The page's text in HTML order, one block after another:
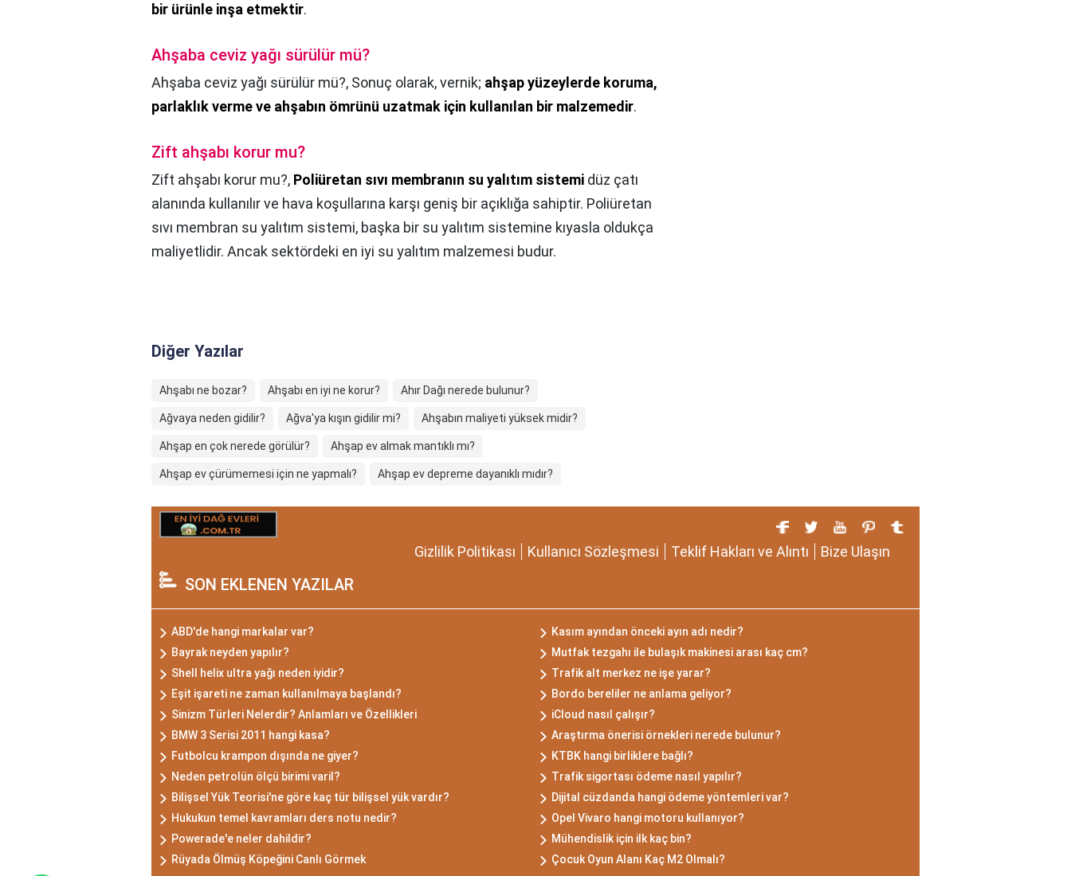
bir ürünle inşa etmektir.
Ahşaba ceviz yağı sürülür mü?
Ahşaba ceviz yağı sürülür mü?, Sonuç olarak, vernik; ahşap yüzeylerde koruma,
parlaklık verme ve ahşabın ömrünü uzatmak için kullanılan bir malzemedir.
Zift ahşabı korur mu?
Zift ahşabı korur mu?, Poliüretan sıvı membranın su yalıtım sistemi düz çatı
alanında kullanılır ve hava koşullarına karşı geniş bir açıklığa sahiptir. Poliüretan
sıvı membran su yalıtım sistemi, başka bir su yalıtım sistemine kıyasla oldukça
maliyetlidir. Ancak sektördeki en iyi su yalıtım malzemesi budur.
Diğer Yazılar
Ahşabı ne bozar? Ahşabı en iyi ne korur? Ahır Dağı nerede bulunur?
Ağvaya neden gidilir? Ağva'ya kışın gidilir mi? Ahşabın maliyeti yüksek midir?
Ahşap en çok nerede görülür? Ahşap ev almak mantıklı mı?
Ahşap ev çürümemesi için ne yapmalı? Ahşap ev depreme dayanıklı mıdır?
Gizlilik Politikası Kullanıcı Sözleşmesi Teklif Hakları ve Alıntı Bize Ulaşın
SON EKLENEN YAZILAR
ABD'de hangi markalar var?
Kasım ayından önceki ayın adı nedir?
Bayrak neyden yapılır?
Mutfak tezgahı ile bulaşık makinesi arası kaç cm?
Shell helix ultra yağı neden iyidir?
Trafik alt merkez ne işe yarar?
Eşit işareti ne zaman kullanılmaya başlandı?
Bordo bereliler ne anlama geliyor?
Sinizm Türleri Nelerdir? Anlamları ve Özellikleri
iCloud nasıl çalışır?
BMW 3 Serisi 2011 hangi kasa?
Araştırma önerisi örnekleri nerede bulunur?
Futbolcu krampon dışında ne giyer?
KTBK hangi birliklere bağlı?
Neden petrolün ölçü birimi varil?
Trafik sigortası ödeme nasıl yapılır?
Bilişsel Yük Teorisi'ne göre kaç tür bilişsel yük vardır?
Dijital cüzdanda hangi ödeme yöntemleri var?
Hukukun temel kavramları ders notu nedir?
Opel Vivaro hangi motoru kullanıyor?
Powerade'e neler dahildir?
Mühendislik için ilk kaç bin?
Rüyada Ölmüş Köpeğini Canlı Görmek
Çocuk Oyun Alanı Kaç M2 Olmalı?